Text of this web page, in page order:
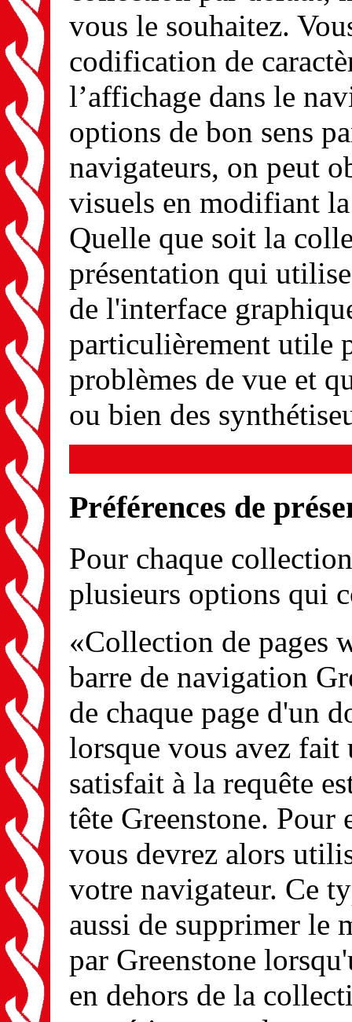
vous le souhaitez.
codification de
l’affichage dans le
options de bon sens
navigateurs, on peut
visuels en modifiant
Quelle que soit la
présentation qui
de l'interface
particulièrement utile
problèmes de vue et
ou bien des
Préférences de
Pour chaque
plusieurs options qui
«Collection de pages
barre de navigation
de chaque page d'un
lorsque vous avez fait
satisfait à la requête
tête Greenstone. Pour
vous devrez alors
votre navigateur. Ce
aussi de supprimer le
par Greenstone
en dehors de la